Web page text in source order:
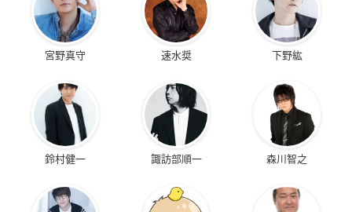
宮野真守 速水奨 下野紘
鈴村健一 諏訪部順一 森川智之